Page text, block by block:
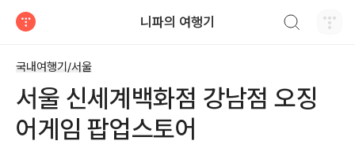
니파의 여행기
국내여행기/서울
서울 신세계백화점 강남점 오징
어게임 팝업스토어